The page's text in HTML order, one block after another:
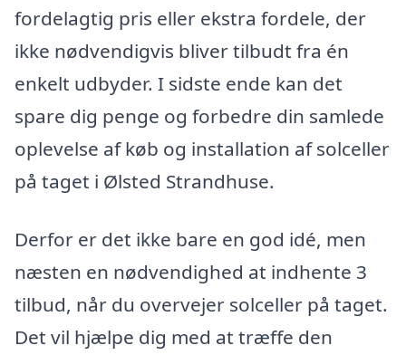
fordelagtig pris eller ekstra fordele, der
ikke nødvendigvis bliver tilbudt fra én
enkelt udbyder. I sidste ende kan det
spare dig penge og forbedre din samlede
oplevelse af køb og installation af solceller
på taget i Ølsted Strandhuse.
Derfor er det ikke bare en god idé, men
næsten en nødvendighed at indhente 3
tilbud, når du overvejer solceller på taget.
Det vil hjælpe dig med at træffe den